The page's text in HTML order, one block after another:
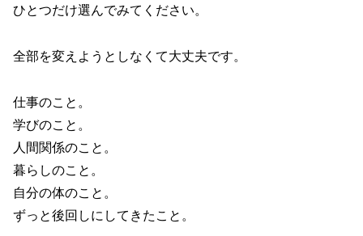
ひとつだけ選んでみてください。
全部を変えようとしなくて大丈夫です。
仕事のこと。
学びのこと。
人間関係のこと。
暮らしのこと。
自分の体のこと。
ずっと後回しにしてきたこと。